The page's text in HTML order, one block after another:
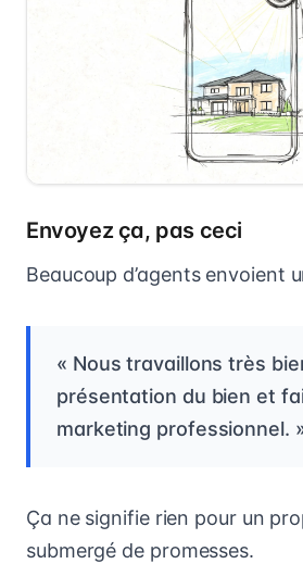
Envoyez ça, pas ceci
Beaucoup d’agents envoient
« Nous travaillons très
présentation du bien et
marketing professionnel.
Ça ne signifie rien pour un
submergé de promesses.